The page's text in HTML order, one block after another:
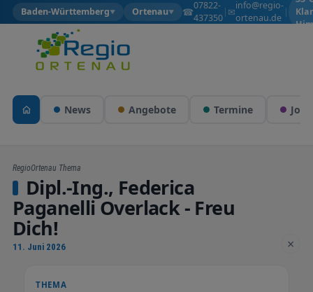
Baden-Württemberg▼ Ortenau▼ ☎07822-
437350
| ✉info@regio-
ortenau.de
|
News Angebote Termine Jobs
RegioOrtenau Thema
Dipl.-Ing., Federica
Paganelli Overlack - Freu
Dich!
11. Juni 2026 ×
THEMA